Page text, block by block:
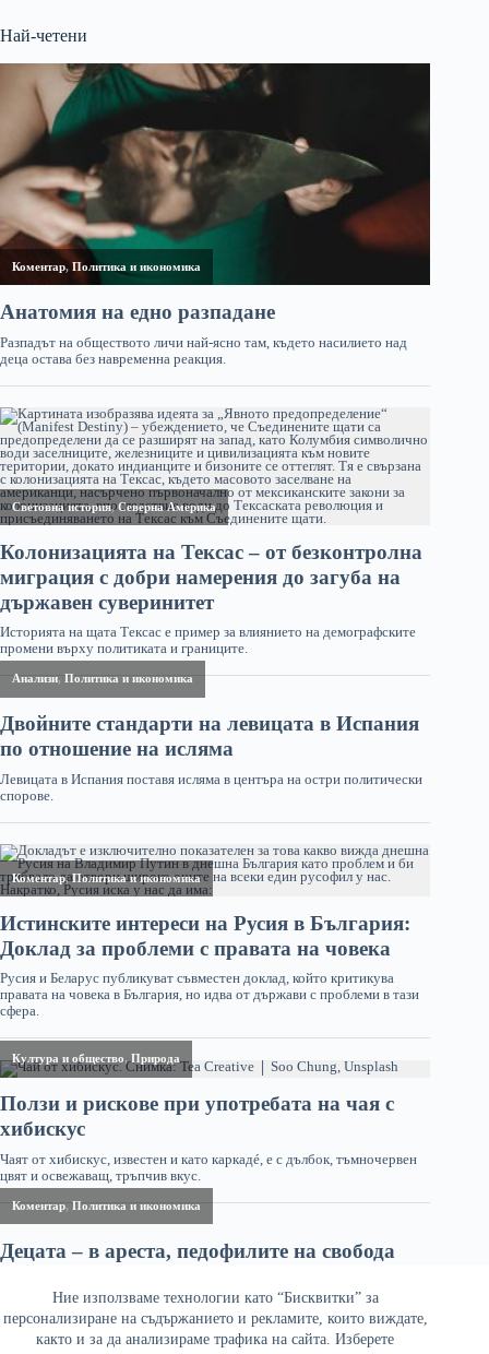
Ние използваме технологии като “Бисквитки” за
персонализиране на съдържанието и рекламите, които виждате,
както и за да анализираме трафика на сайта. Изберете
Най-четени